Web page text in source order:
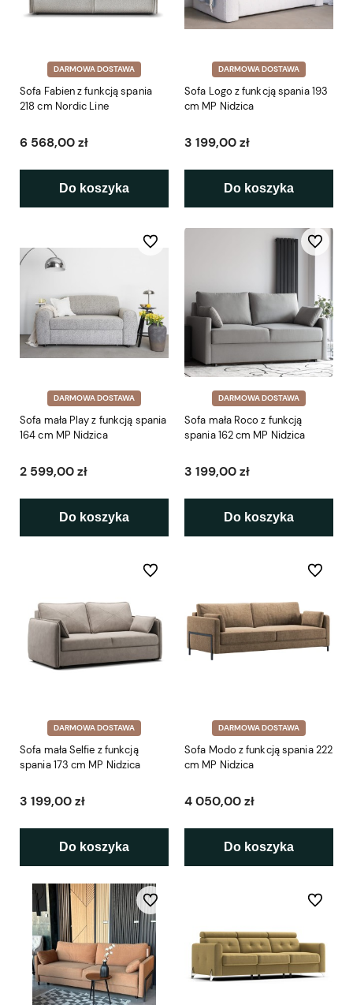
DARMOWA DOSTAWA
Sofa Fabien z funkcją spania
218 cm Nordic Line
6 568,00 zł
Do koszyka
DARMOWA DOSTAWA
Sofa Logo z funkcją spania 193
cm MP Nidzica
3 199,00 zł
Do koszyka
DARMOWA DOSTAWA
Sofa mała Play z funkcją spania
164 cm MP Nidzica
2 599,00 zł
Do koszyka
Do ulubionych
DARMOWA DOSTAWA
Sofa mała Roco z funkcją
spania 162 cm MP Nidzica
3 199,00 zł
Do koszyka
Do
DARMOWA DOSTAWA
Sofa mała Selfie z funkcją
spania 173 cm MP Nidzica
3 199,00 zł
Do koszyka
Do ulubionych
DARMOWA DOSTAWA
Sofa Modo z funkcją spania 222
cm MP Nidzica
4 050,00 zł
Do koszyka
Do
Do ulubionych Do